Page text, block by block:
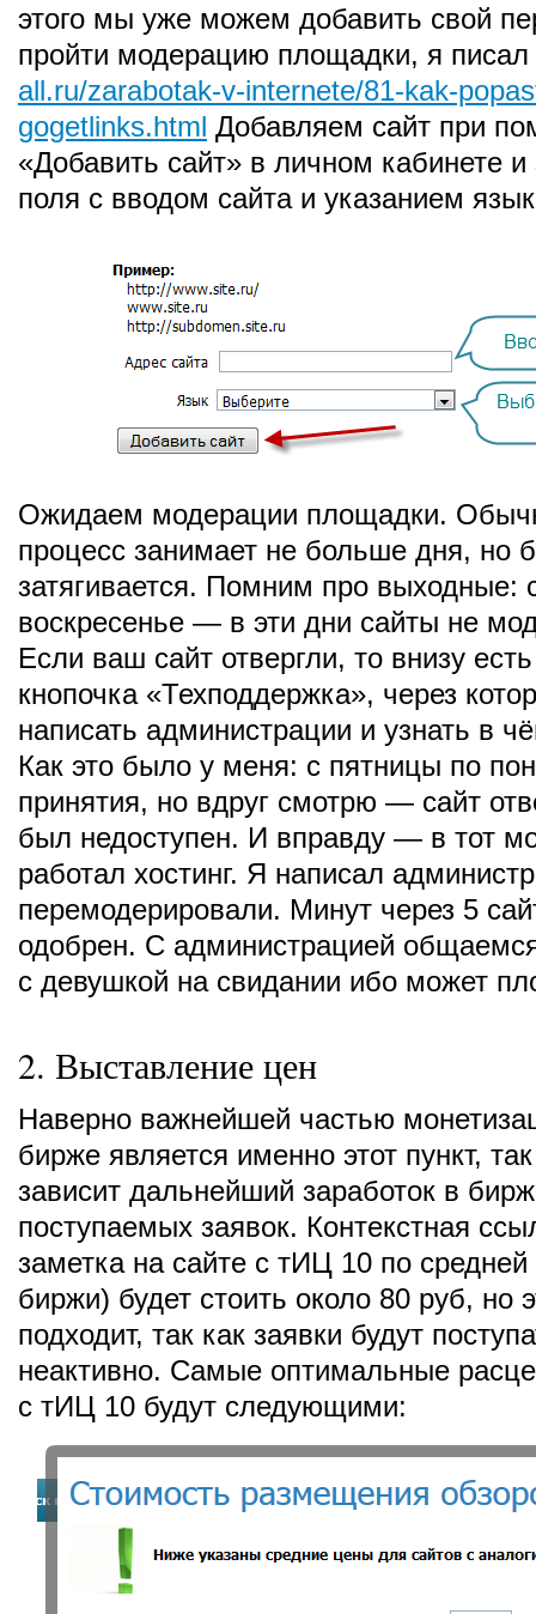
этого мы уже можем добавить свой
пройти модерацию площадки, я
all.ru/zarabotak-v-internete/81-kak-
gogetlinks.html Добавляем сайт при
«Добавить сайт» в личном кабинете
поля с вводом сайта и указанием
Ожидаем модерации площадки.
процесс занимает не больше дня, но
затягивается. Помним про выходные:
воскресенье — в эти дни сайты не
Если ваш сайт отвергли, то внизу
кнопочка «Техподдержка», через
написать администрации и узнать в
Как это было у меня: с пятницы по
принятия, но вдруг смотрю — сайт
был недоступен. И вправду — в тот
работал хостинг. Я написал
перемодерировали. Минут через 5
одобрен. С администрацией
с девушкой на свидании ибо может
2. Выставление цен
Наверно важнейшей частью
бирже является именно этот пункт,
зависит дальнейший заработок в
поступаемых заявок. Контекстная
заметка на сайте с тИЦ 10 по средней
биржи) будет стоить около 80 руб, но
подходит, так как заявки будут
неактивно. Самые оптимальные
с тИЦ 10 будут следующими: